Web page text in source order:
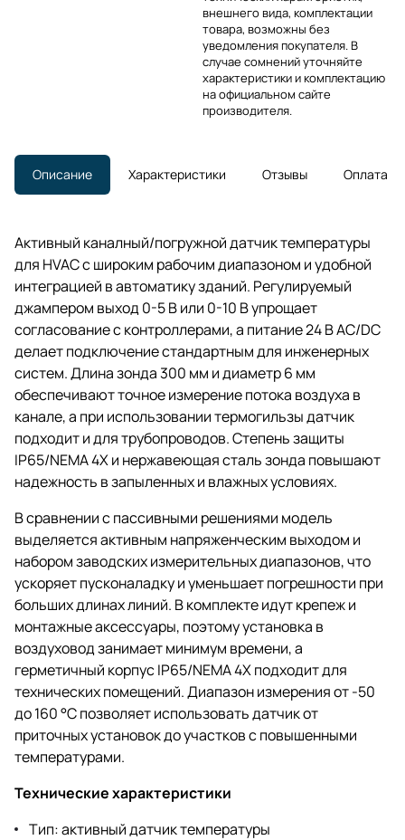
внешнего вида, комплектации
товара, возможны без
уведомления покупателя. В
случае сомнений уточняйте
характеристики и комплектацию
на официальном сайте
производителя.
Описание Характеристики Отзывы Оплата
Активный каналный/погружной датчик температуры
для HVAC с широким рабочим диапазоном и удобной
интеграцией в автоматику зданий. Регулируемый
джампером выход 0-5 В или 0-10 В упрощает
согласование с контроллерами, а питание 24 В AC/DC
делает подключение стандартным для инженерных
систем. Длина зонда 300 мм и диаметр 6 мм
обеспечивают точное измерение потока воздуха в
канале, а при использовании термогильзы датчик
подходит и для трубопроводов. Степень защиты
IP65/NEMA 4X и нержавеющая сталь зонда повышают
надежность в запыленных и влажных условиях.
В сравнении с пассивными решениями модель
выделяется активным напряженческим выходом и
набором заводских измерительных диапазонов, что
ускоряет пусконаладку и уменьшает погрешности при
больших длинах линий. В комплекте идут крепеж и
монтажные аксессуары, поэтому установка в
воздуховод занимает минимум времени, а
герметичный корпус IP65/NEMA 4X подходит для
технических помещений. Диапазон измерения от -50
до 160 °C позволяет использовать датчик от
приточных установок до участков с повышенными
температурами.
Технические характеристики
Тип: активный датчик температуры